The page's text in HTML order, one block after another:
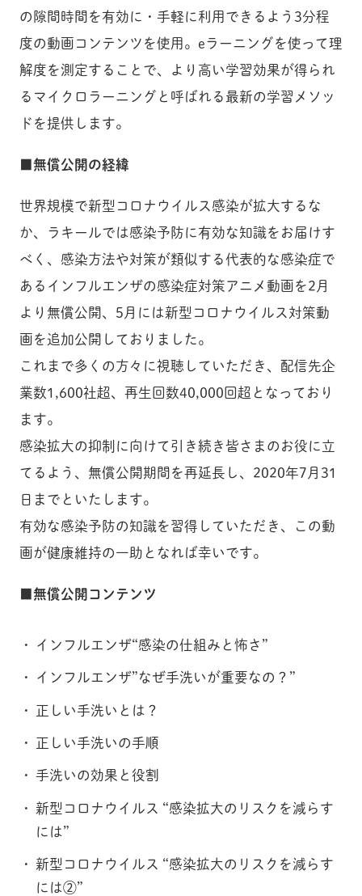
の隙間時間を有効に・手軽に利用できるよう3分程
度の動画コンテンツを使用。eラーニングを使って理
解度を測定することで、より高い学習効果が得られ
るマイクロラーニングと呼ばれる最新の学習メソッ
ドを提供します。
■無償公開の経緯
世界規模で新型コロナウイルス感染が拡大するな
か、ラキールでは感染予防に有効な知識をお届けす
べく、感染方法や対策が類似する代表的な感染症で
あるインフルエンザの感染症対策アニメ動画を2月
より無償公開、5月には新型コロナウイルス対策動
画を追加公開しておりました。
これまで多くの方々に視聴していただき、配信先企
業数1,600社超、再生回数40,000回超となっており
ます。
感染拡大の抑制に向けて引き続き皆さまのお役に立
てるよう、無償公開期間を再延長し、2020年7月31
日までといたします。
有効な感染予防の知識を習得していただき、この動
画が健康維持の一助となれば幸いです。
■無償公開コンテンツ
インフルエンザ“感染の仕組みと怖さ”
インフルエンザ”なぜ手洗いが重要なの？”
正しい手洗いとは？
正しい手洗いの手順
手洗いの効果と役割
新型コロナウイルス “感染拡大のリスクを減らす
には”
新型コロナウイルス “感染拡大のリスクを減らす
には②”